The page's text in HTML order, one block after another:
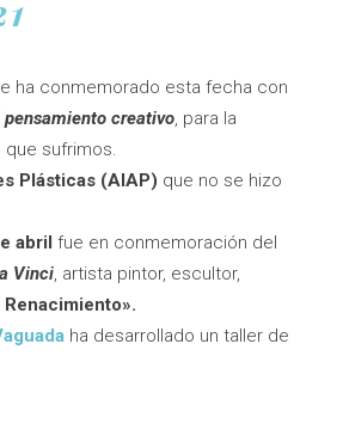
ha conmemorado esta fecha con
creativo, para la
que sufrimos.
Plásticas (AIAP) que no se hizo
abril fue en conmemoración del
Vinci, artista pintor, escultor,
ha desarrollado un taller de